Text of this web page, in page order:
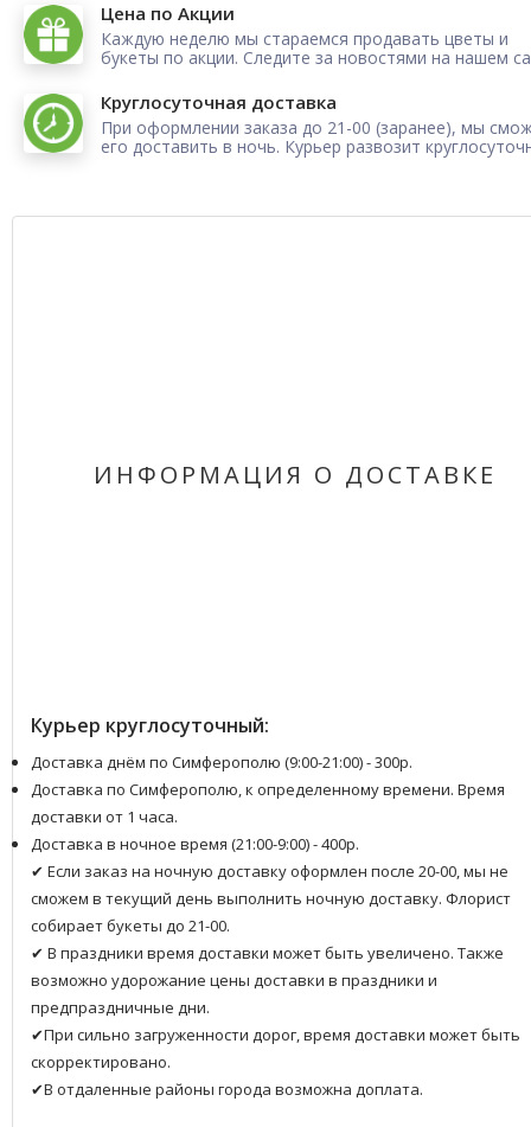
Цена по Акции
Каждую неделю мы стараемся продавать цветы и
букеты по акции. Следите за новостями на нашем
Круглосуточная доставка
При оформлении заказа до 21-00 (заранее), мы
его доставить в ночь. Курьер развозит
ИНФОРМАЦИЯ О ДОСТАВКЕ
Курьер круглосуточный:
Доставка днём по Симферополю (9:00-21:00) - 300р.
Доставка по Симферополю, к определенному времени. Время
доставки от 1 часа.
Доставка в ночное время (21:00-9:00) - 400р.
✔ Если заказ на ночную доставку оформлен после 20-00, мы не
сможем в текущий день выполнить ночную доставку. Флорист
собирает букеты до 21-00.
✔ В праздники время доставки может быть увеличено. Также
возможно удорожание цены доставки в праздники и
предпраздничные дни.
✔При сильно загруженности дорог, время доставки может быть
скорректировано.
✔В отдаленные районы города возможна доплата.